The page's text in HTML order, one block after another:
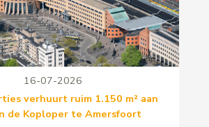
16-07-2026
verhuurt ruim 1.150 m² aan
de Koploper te Amersfoort